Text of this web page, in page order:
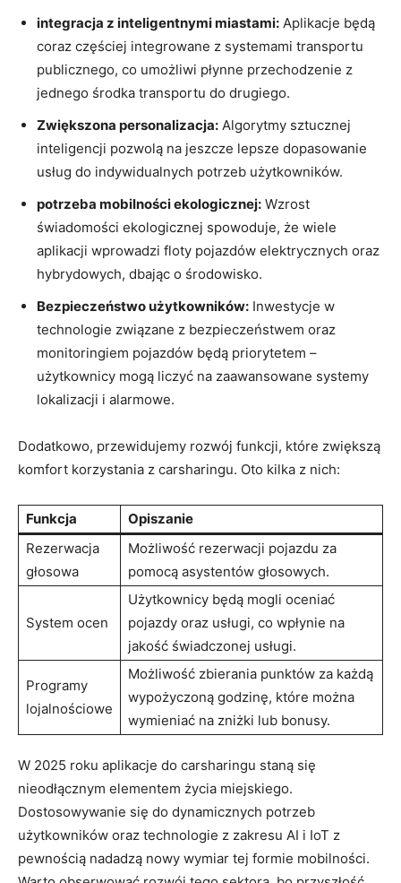
integracja z inteligentnymi miastami: Aplikacje będą
coraz częściej integrowane z systemami transportu
publicznego, co umożliwi płynne przechodzenie z
jednego środka transportu do drugiego.
Zwiększona personalizacja: Algorytmy sztucznej
inteligencji pozwolą na jeszcze lepsze dopasowanie
usług do indywidualnych potrzeb użytkowników.
potrzeba mobilności ekologicznej: Wzrost
świadomości ekologicznej spowoduje, że wiele
aplikacji wprowadzi floty pojazdów elektrycznych oraz
hybrydowych, dbając o środowisko.
Bezpieczeństwo użytkowników: Inwestycje w
technologie związane z bezpieczeństwem oraz
monitoringiem pojazdów będą priorytetem –
użytkownicy mogą liczyć na zaawansowane systemy
lokalizacji i alarmowe.
Dodatkowo, przewidujemy rozwój funkcji, które zwiększą
komfort korzystania z carsharingu. Oto kilka z nich:
Funkcja
Opiszanie
Rezerwacja
głosowa
Możliwość rezerwacji pojazdu za
pomocą asystentów głosowych.
System ocen
Użytkownicy będą mogli oceniać
pojazdy oraz usługi, co wpłynie na
jakość świadczonej usługi.
Programy
lojalnościowe
Możliwość zbierania punktów za każdą
wypożyczoną godzinę, które można
wymieniać na zniżki lub bonusy.
W 2025 roku aplikacje do carsharingu staną się
nieodłącznym elementem życia miejskiego.
Dostosowywanie się do dynamicznych potrzeb
użytkowników oraz technologie z zakresu AI i IoT z
pewnością nadadzą nowy wymiar tej formie mobilności.